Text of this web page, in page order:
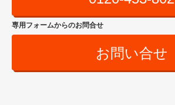
専用フォームからのお問合せ
お問い合せ